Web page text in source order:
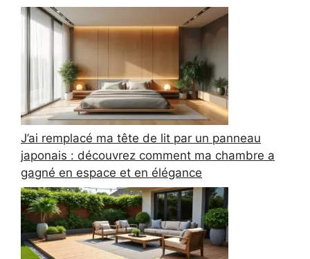
J’ai remplacé ma tête de lit par un panneau
japonais : découvrez comment ma chambre a
gagné en espace et en élégance